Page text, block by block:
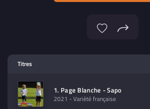
contenu à lire (audio/video)
Titres
1. Page Blanche - Sapo
2021 - Variété française